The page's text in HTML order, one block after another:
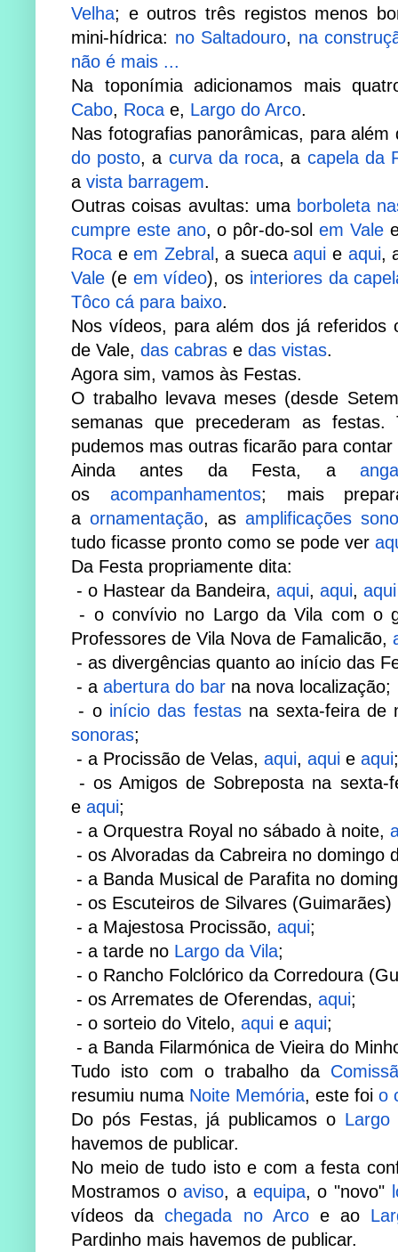
Velha; e outros três registos menos
mini-hídrica: no Saltadouro, na
não é mais ...
Na toponímia adicionamos mais
Cabo, Roca e, Largo do Arco.
Nas fotografias panorâmicas, para
do posto, a curva da roca, a capela da
a vista barragem.
Outras coisas avultas: uma borboleta
cumpre este ano, o pôr-do-sol em Vale
Roca eem Zebral, a suecaaqui e aqui,
Vale (e em vídeo), os interiores da
Tôco cá para baixo.
Nos vídeos, para além dos já referidos
de Vale, das cabras e das vistas.
Agora sim, vamos às Festas.
O trabalho levava meses (desde
semanas que precederam as
pudemos mas outras ficarão para
Ainda antes da Festa, a
os acompanhamentos; mais
a ornamentação, as amplificações
tudo ficasse pronto como se pode ver
Da Festa propriamente dita:
- o Hastear da Bandeira, aqui, aqui, aqui
- o convívio no Largo da Vila com o
Professores de Vila Nova de Famalicão,
- as divergências quanto ao início das
- a abertura do bar na nova localização;
- o início das festasna sexta-feira de
sonoras;
​ - a Procissão de Velas, aqui, aqui e aqui;​
- os Amigos de Sobreposta na
e aqui; ​
​ - a Orquestra Royal no sábado à noite,
- os Alvoradas da Cabreira no domingo
- a Banda Musical de Parafita no
- os Escuteiros de Silvares (Guimarães)
​- a Majestosa Procissão, aqui;
- a tarde no Largo da Vila;
- o Rancho Folclórico da Corredoura
- os Arremates de Oferendas, aqui;
- o sorteio do Vitelo, aqui e aqui;
- a Banda Filarmónica de Vieira do
Tudo isto com o trabalho da
resumiu numa Noite Memória, este foi o
Do pós Festas, já publicamos o
havemos de publicar.
No meio de tudo isto e com a festa
Mostramos oaviso, a equipa, o "novo"
vídeos dachegada no Arcoe ao
Pardinho mais havemos de publicar.